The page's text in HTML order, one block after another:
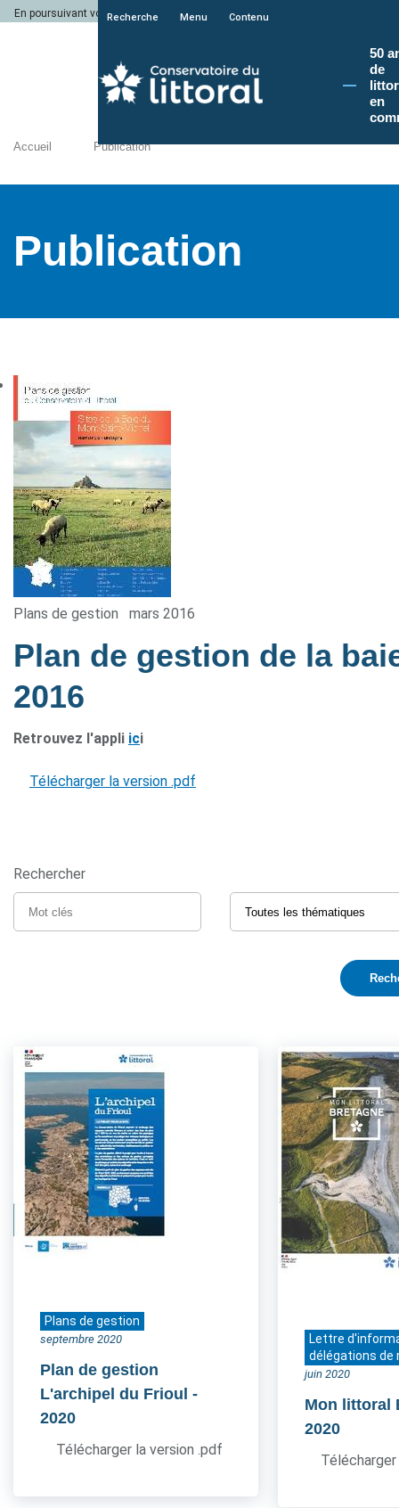
En poursuivant votre navigation sur le site du Conservatoire du littoral, vous
Recherche Menu Contenu
50
de
en
Accueil Publication
Publication
Plans de gestion mars 2016
Plan de gestion de la
2016
Retrouvez l'appli ici
Télécharger la version .pdf
Rechercher
Plans de gestion
septembre 2020
Plan de gestion
L'archipel du Frioul -
2020
Télécharger la version .pdf
Lettre
délégations de
juin 2020
Mon littoral
2020